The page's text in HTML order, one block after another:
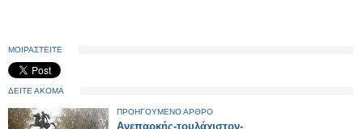
ΜΟΙΡΑΣΤΕΙΤΕ
ΔΕΙΤΕ ΑΚΟΜΑ
ΠΡΟΗΓΟΥΜΕΝΟ ΑΡΘΡΟ
Ανεπαρκής-τουλάχιστον-